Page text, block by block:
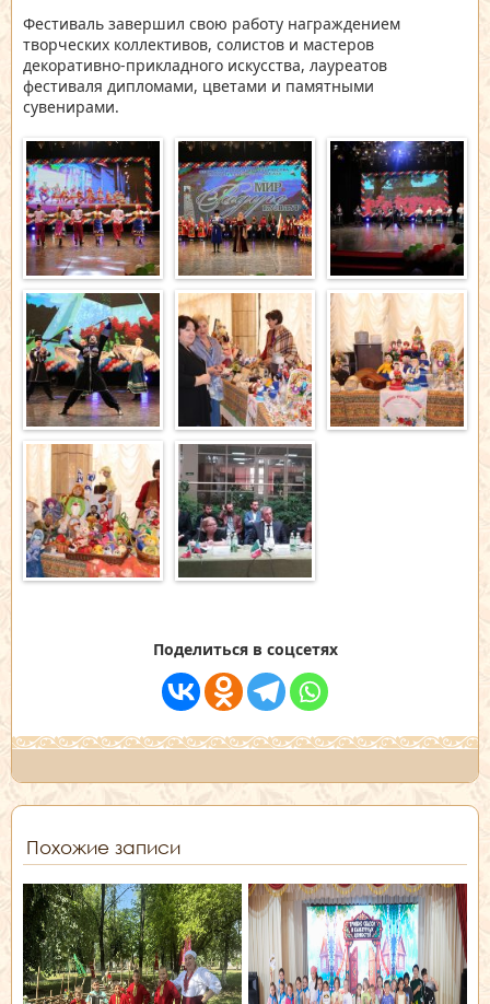
Фестиваль завершил свою работу награждением
творческих коллективов, солистов и мастеров
декоративно-прикладного искусства, лауреатов
фестиваля дипломами, цветами и памятными
сувенирами.
Поделиться в соцсетях
Похожие записи